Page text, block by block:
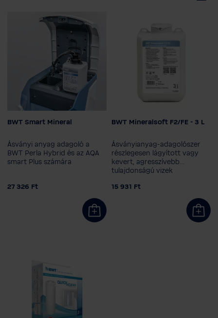
Központi vízszűrés
Vizkezeles
Szakembereknek
Szerviz
BWT TERMÉK
DOKUMENTÁCIÓ
A BWT-ről
BWT Smart Mineral
Ásványi anyag adagoló a
BWT Perla Hybrid és az AQA
smart Plus számára
27 326 Ft
Kiszerelés mérete
BWT Mineralsoft F2/FE - 3 L
Ásványianyag-adagolószer
részlegesen lágyított vagy
kevert, agresszívebb
tulajdonságú vizek
Plus 3 adagoló készülékekhez.
15 931 Ft